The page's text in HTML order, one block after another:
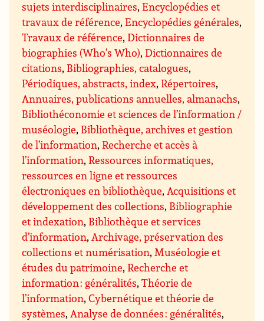
sujets interdisciplinaires,Encyclopédies et
travaux de référence,Encyclopédies générales,
Travaux de référence,Dictionnaires de
biographies (Who’s Who),Dictionnaires de
citations, Bibliographies, catalogues,
Périodiques, abstracts, index,Répertoires,
Annuaires, publications annuelles, almanachs,
Bibliothéconomie et sciences de l’information /
muséologie, Bibliothèque, archives et gestion
de l’information,Recherche et accès à
l’information,Ressources informatiques,
ressources en ligne et ressources
électroniques en bibliothèque,Acquisitions et
développement des collections, Bibliographie
et indexation, Bibliothèque et services
d’information,Archivage, préservation des
collections et numérisation,Muséologie et
études du patrimoine,Recherche et
information : généralités,Théorie de
l’information,Cybernétique et théorie de
systèmes,Analyse de données : généralités,